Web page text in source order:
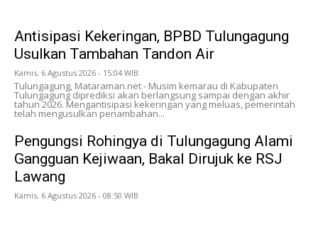
Antisipasi Kekeringan, BPBD Tulungagung
Usulkan Tambahan Tandon Air
Kamis, 6 Agustus 2026 - 15:04 WIB
Tulungagung, Mataraman.net - Musim kemarau di Kabupaten
Tulungagung diprediksi akan berlangsung sampai dengan akhir
tahun 2026. Mengantisipasi kekeringan yang meluas, pemerintah
telah mengusulkan penambahan...
Pengungsi Rohingya di Tulungagung Alami
Gangguan Kejiwaan, Bakal Dirujuk ke RSJ
Lawang
Kamis, 6 Agustus 2026 - 08:50 WIB